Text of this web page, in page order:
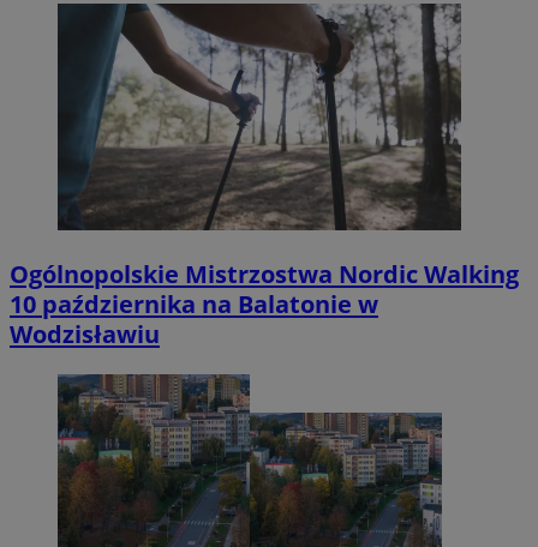
Ogólnopolskie Mistrzostwa Nordic Walking
10 października na Balatonie w
Wodzisławiu